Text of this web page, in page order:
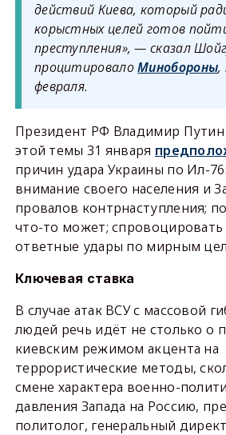
действий Киева, который
корыстных целей готов
преступления», — сказал
процитировалоМинобороны,
февраля.
Президент РФ Владимир
этой темы 31 января
причин удара Украины по Ил-
внимание своего населения и
провалов контрнаступления;
что-то может; спровоцировать
ответные удары по мирным
Ключевая ставка
В случае атак ВСУ с массовой
людей речь идёт не столько о
киевским режимом акцента на
террористические методы,
смене характера военно-
давления Запада на Россию,
политолог, генеральный